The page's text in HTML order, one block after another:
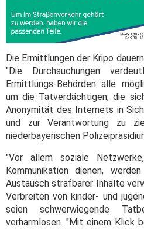
Die Ermittlungen der Kripo
"Die Durchsuchungen
Ermittlungs-Behörden alle
um die Tatverdächtigen, die
Anonymität des Internets in
und zur Verantwortung zu
niederbayerischen
"Vor allem soziale
Kommunikation dienen,
Austausch strafbarer Inhalte
Verbreiten von kinder- und
seien schwerwiegende
verharmlosen. "Mit einem Klick